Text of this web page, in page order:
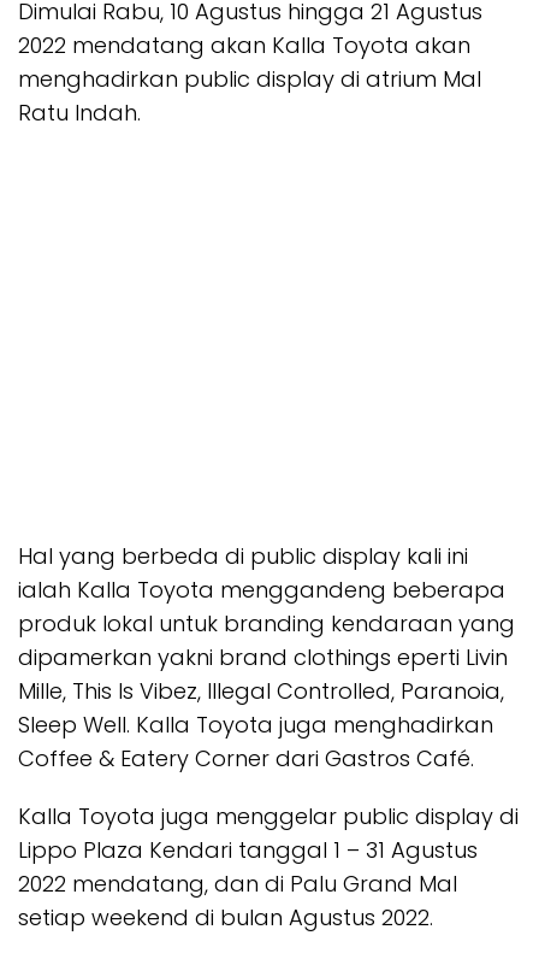
Dimulai Rabu, 10 Agustus hingga 21 Agustus
2022 mendatang akan Kalla Toyota akan
menghadirkan public display di atrium Mal
Ratu Indah.
Hal yang berbeda di public display kali ini
ialah Kalla Toyota menggandeng beberapa
produk lokal untuk branding kendaraan yang
dipamerkan yakni brand clothings eperti Livin
Mille, This Is Vibez, Illegal Controlled, Paranoia,
Sleep Well. Kalla Toyota juga menghadirkan
Coffee & Eatery Corner dari Gastros Café.
Kalla Toyota juga menggelar public display di
Lippo Plaza Kendari tanggal 1 – 31 Agustus
2022 mendatang, dan di Palu Grand Mal
setiap weekend di bulan Agustus 2022.